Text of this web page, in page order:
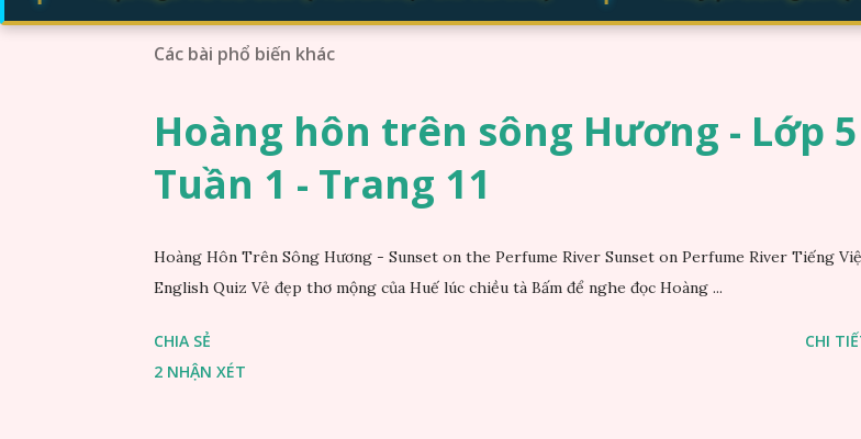
Các bài phổ biến khác
Hoàng hôn trên sông Hương - Lớp
Tuần 1 - Trang 11
Hoàng Hôn Trên Sông Hương - Sunset on the Perfume River Sunset on Perfume River Tiếng
English Quiz Vẻ đẹp thơ mộng của Huế lúc chiều tà Bấm để nghe đọc Hoàng ...
CHIA SẺ
2 NHẬN XÉT
CHI